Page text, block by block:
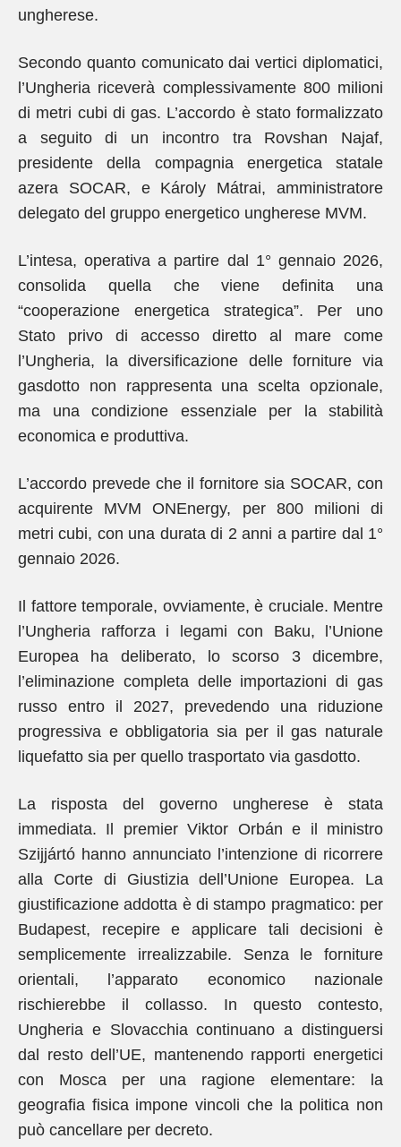
ungherese.
Secondo quanto comunicato dai vertici diplomatici,
l’Ungheria riceverà complessivamente 800 milioni
di metri cubi di gas. L’accordo è stato formalizzato
a seguito di un incontro tra Rovshan Najaf,
presidente della compagnia energetica statale
azera SOCAR, e Károly Mátrai, amministratore
delegato del gruppo energetico ungherese MVM.
L’intesa, operativa a partire dal 1° gennaio 2026,
consolida quella che viene definita una
“cooperazione energetica strategica”. Per uno
Stato privo di accesso diretto al mare come
l’Ungheria, la diversificazione delle forniture via
gasdotto non rappresenta una scelta opzionale,
ma una condizione essenziale per la stabilità
economica e produttiva.
L’accordo prevede che il fornitore sia SOCAR, con
acquirente MVM ONEnergy, per 800 milioni di
metri cubi, con una durata di 2 anni a partire dal 1°
gennaio 2026.
Il fattore temporale, ovviamente, è cruciale. Mentre
l’Ungheria rafforza i legami con Baku, l’Unione
Europea ha deliberato, lo scorso 3 dicembre,
l’eliminazione completa delle importazioni di gas
russo entro il 2027, prevedendo una riduzione
progressiva e obbligatoria sia per il gas naturale
liquefatto sia per quello trasportato via gasdotto.
La risposta del governo ungherese è stata
immediata. Il premier Viktor Orbán e il ministro
Szijjártó hanno annunciato l’intenzione di ricorrere
alla Corte di Giustizia dell’Unione Europea. La
giustificazione addotta è di stampo pragmatico: per
Budapest, recepire e applicare tali decisioni è
semplicemente irrealizzabile. Senza le forniture
orientali, l’apparato economico nazionale
rischierebbe il collasso. In questo contesto,
Ungheria e Slovacchia continuano a distinguersi
dal resto dell’UE, mantenendo rapporti energetici
con Mosca per una ragione elementare: la
geografia fisica impone vincoli che la politica non
può cancellare per decreto.